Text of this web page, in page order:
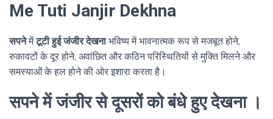
Me Tuti Janjir Dekhna
सपनेमेंटूटी हुई जंजीर देखनाभविष्य में भावनात्मक रूप से मजबूत होने,
रुकावटों के दूर होने, अवांछित और कठिन परिस्थितियों से मुक्ति मिलने और
समस्याओं के हल होने की ओर इशारा करता है।
सपने में जंजीर से दूसरों को बंधे हुए देखना ।